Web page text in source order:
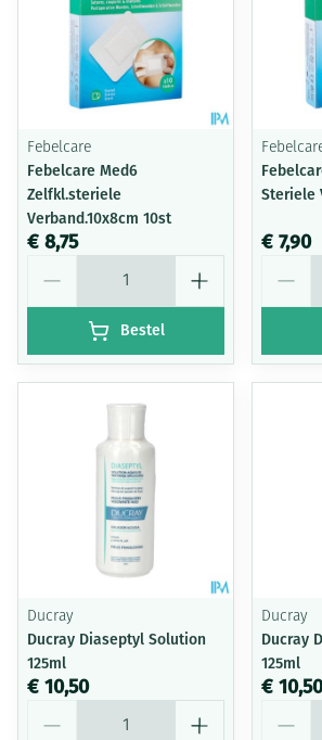
Febelcare
Febelcare Med6
Zelfkl.steriele
Verband.10x8cm 10st
€ 8,75
Bestel
Steriele
€ 7,90
Ducray
Ducray Diaseptyl Solution
125ml
€ 10,50
Ducray
Ducray
125ml
€ 10,50